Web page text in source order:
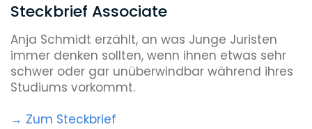
Steckbrief Associate
Anja Schmidt erzählt, an was Junge Juristen
immer denken sollten, wenn ihnen etwas sehr
schwer oder gar unüberwindbar während ihres
Studiums vorkommt.
→ Zum Steckbrief